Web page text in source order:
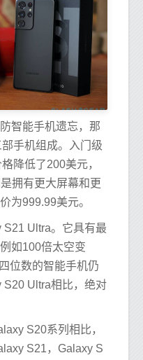
智能手机遗忘，那
手机组成。入门级
降低了200美元，
拥有更大屏幕和更
为999.99美元。
S21 Ultra。它具有最
如100倍太空变
位数的智能手机仍
S20 Ultra相比，绝对
S20系列相比，
S21，Galaxy S